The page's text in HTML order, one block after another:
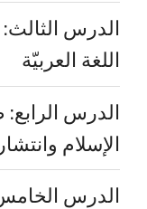
الدرس
اللغة العربيّة
الدرس الرابع:
الإسلام
الدرس